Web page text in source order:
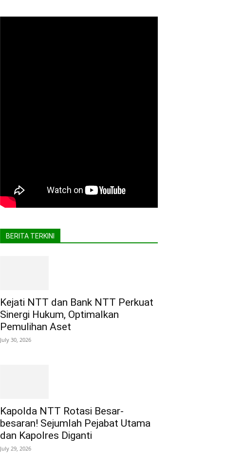
BERITA TERKINI
Kejati NTT dan Bank NTT Perkuat
Sinergi Hukum, Optimalkan
Pemulihan Aset
July 30, 2026
Kapolda NTT Rotasi Besar-
besaran! Sejumlah Pejabat Utama
dan Kapolres Diganti
July 29, 2026